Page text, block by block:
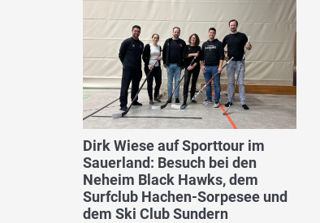
Dirk Wiese auf Sporttour im
Sauerland: Besuch bei den
Neheim Black Hawks, dem
Surfclub Hachen-Sorpesee und
dem Ski Club Sundern